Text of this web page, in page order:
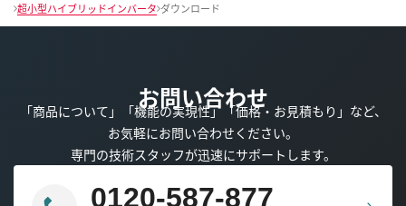
超小型ハイブリッドインバータ ダウンロード
お問い合わせ
「商品について」「機能の実現性」「価格・お見積もり」など、
お気軽にお問い合わせください。
専門の技術スタッフが迅速にサポートします。
0120-587-877